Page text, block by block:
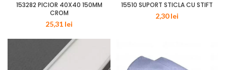
153282 PICIOR 40X40 150MM
CROM
25,31 lei
15510 SUPORT STICLA CU STIFT
2,30lei